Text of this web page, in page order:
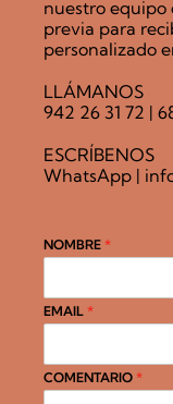
nuestro equipo
previa para
personalizado
LLÁMANOS
942 26 31 72 |
ESCRÍBENOS
WhatsApp|
NOMBRE *
EMAIL *
COMENTARIO *